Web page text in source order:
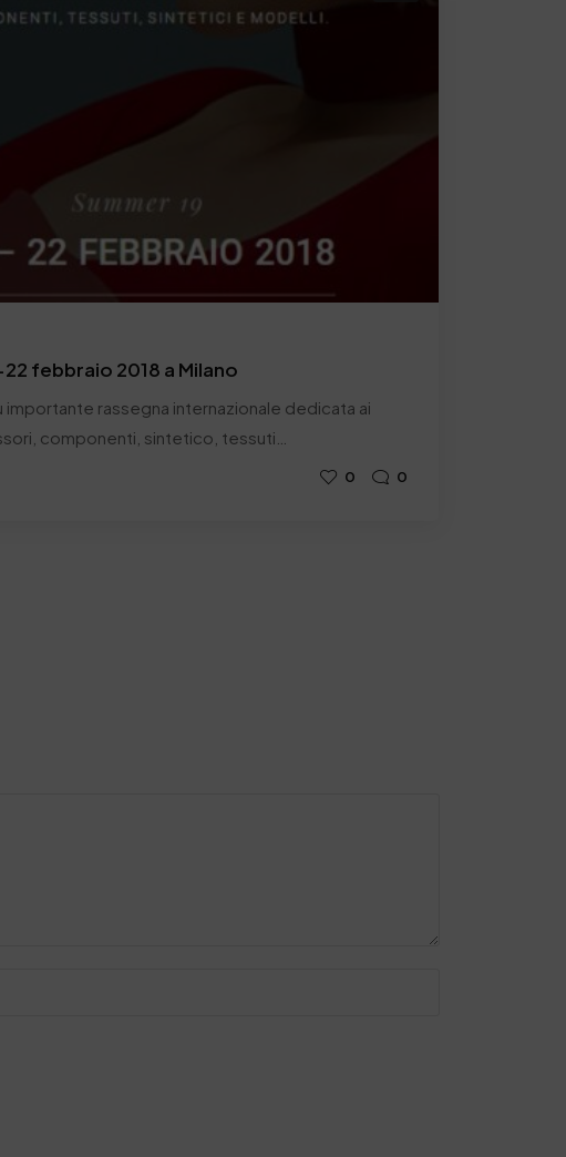
22 febbraio 2018 a Milano
importante rassegna internazionale dedicata ai
componenti, sintetico, tessuti…
0 0